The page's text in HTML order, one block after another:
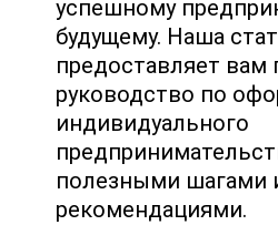
успешному
будущему. Наша
предоставляет вам
руководство по
индивидуального
полезными шагами
рекомендациями.